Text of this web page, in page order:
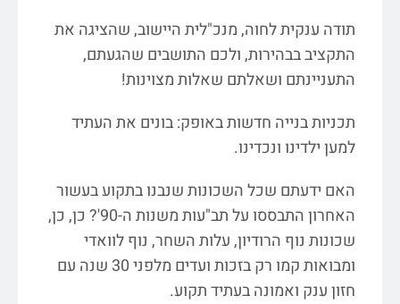
תודה ענקית לחוה, מנכ"לית היישוב, שהציגה את
התקציב בבהירות, ולכם התושבים שהגעתם,
התעניינתם ושאלתם שאלות מצוינות!
תכניות בנייה חדשות באופק: בונים את העתיד
למען ילדינו ונכדינו.
האם ידעתם שכל השכונות שנבנו בתקוע בעשור
האחרון התבססו על תב"עות משנות ה-90'? כן, כן,
שכונות נוף הרודיון, עלות השחר, נוף לוואדי
ומבואות קמו רק בזכות ועדים מלפני 30 שנה עם
חזון ענק ואמונה בעתיד תקוע.